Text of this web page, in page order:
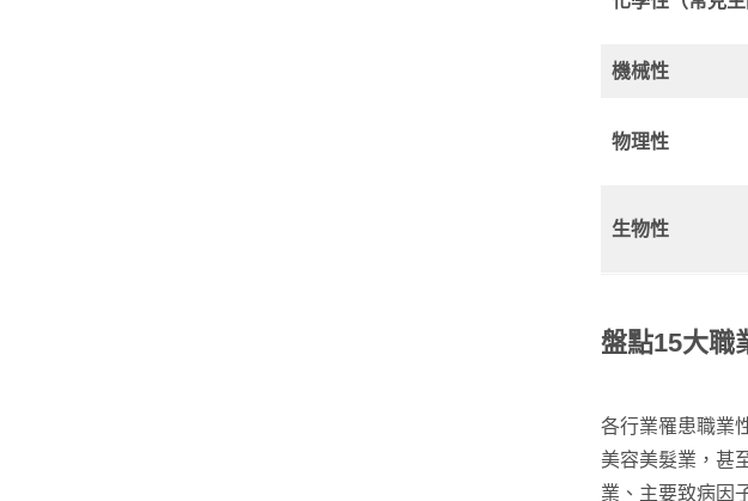
機械性
物理性
生物性
盤點15大職
各行業罹患職業
美容美髮業，甚
業、主要致病因